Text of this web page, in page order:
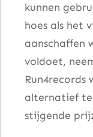
kunnen
hoes als het
aanschaffen
voldoet,
Run4records
alternatief te
stijgende